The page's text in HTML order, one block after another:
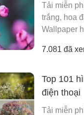
Tải miễn
trắng, hoa
Wallpaper
7.081 đã
Top 101
điện thoại
Tải miễn